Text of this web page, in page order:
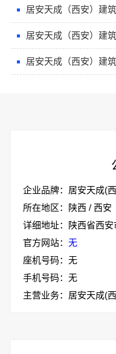
企业品牌：居安天成(
所在地区：陕西 / 西安
官方网站： 无
座机号码：无
手机号码：无
主营业务：居安天成(